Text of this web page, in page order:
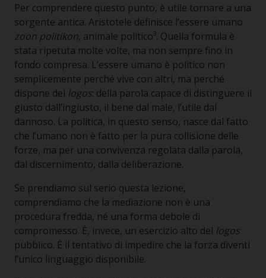
Per comprendere questo punto, è utile tornare a una
sorgente antica. Aristotele definisce l’essere umano
zoon politikon, animale politico³. Quella formula è
stata ripetuta molte volte, ma non sempre fino in
fondo compresa. L’essere umano è politico non
semplicemente perché vive con altri, ma perché
dispone del logos: della parola capace di distinguere il
giusto dall’ingiusto, il bene dal male, l’utile dal
dannoso. La politica, in questo senso, nasce dal fatto
che l’umano non è fatto per la pura collisione delle
forze, ma per una convivenza regolata dalla parola,
dal discernimento, dalla deliberazione.
Se prendiamo sul serio questa lezione,
comprendiamo che la mediazione non è una
procedura fredda, né una forma debole di
compromesso. È, invece, un esercizio alto del logos
pubblico. È il tentativo di impedire che la forza diventi
l’unico linguaggio disponibile.